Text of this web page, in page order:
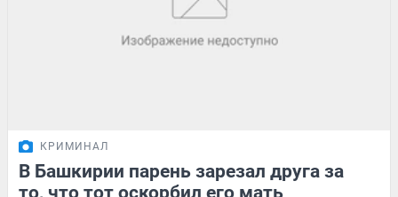
КРИМИНАЛ
В Башкирии парень зарезал друга за